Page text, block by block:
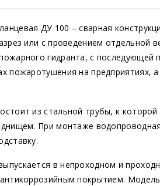
ДУ 100 – сварная
или с проведением отдельной
гидранта, с
пожаротушения на предприятиях,
из стальной трубы, к
При монтаже
в непроходном и
покрытием.